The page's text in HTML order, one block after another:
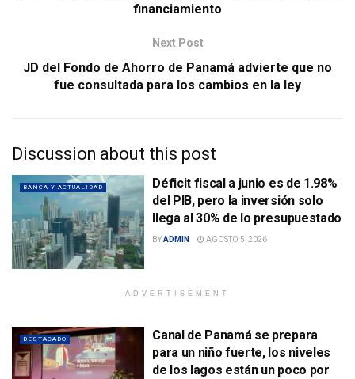
financiamiento
Next Post
JD del Fondo de Ahorro de Panamá advierte que no
fue consultada para los cambios en la ley
Discussion about this post
BANCA Y ACTUALIDAD
Déficit fiscal a junio es de 1.98%
del PIB, pero la inversión solo
llega al 30% de lo presupuestado
BYADMIN AGOSTO 5, 2026
ADVERTISEMENT
DESTACADO
Canal de Panamá se prepara
para un niño fuerte, los niveles
de los lagos están un poco por